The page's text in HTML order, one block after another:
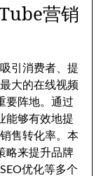
营销
引消费者、提
大的在线视频
要阵地。通过
能够有效地提
售转化率。本
略来提升品牌
优化等多个